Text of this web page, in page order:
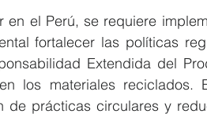
el Perú, se requiere
fortalecer las políticas
Extendida del
los materiales reciclados.
de prácticas circulares y